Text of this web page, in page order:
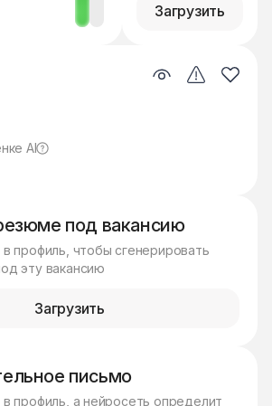
Загрузить
под вакансию
профиль, чтобы сгенерировать
эту вакансию
Загрузить
письмо
профиль, а нейросеть определит
AI